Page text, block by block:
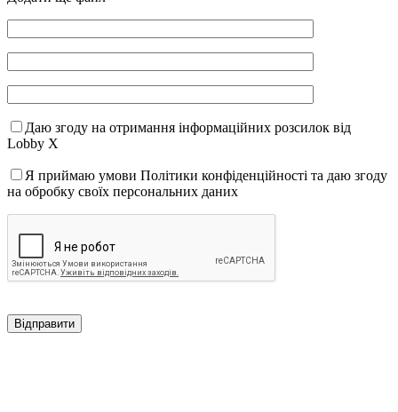
Даю згоду на отримання інформаційних розсилок від
Lobby X
Я приймаю умови Політики конфіденційності та даю згоду
на обробку своїх персональних даних